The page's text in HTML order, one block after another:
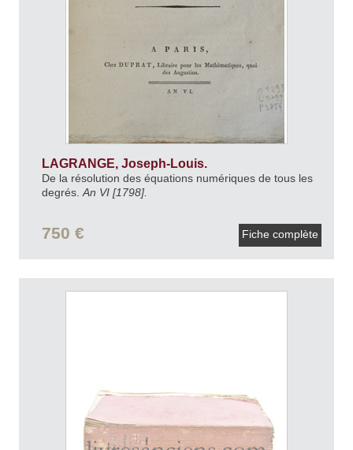
LAGRANGE, Joseph-Louis.
De la résolution des équations numériques de tous les
degrés. An VI [1798].
750 € Fiche complète